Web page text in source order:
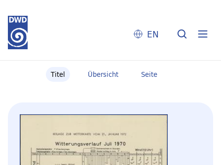
EN
Titel Übersicht Seite